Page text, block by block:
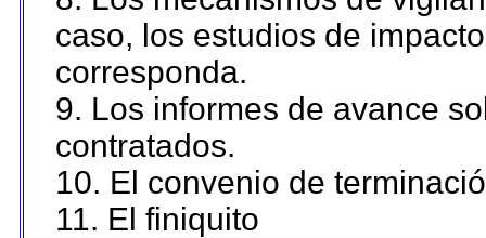
caso, los estudios de
corresponda.
9. Los informes de avance
contratados.
10. El convenio de
11. El finiquito